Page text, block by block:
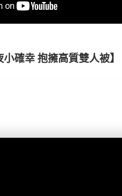
小確幸 抱擁高質雙人被】